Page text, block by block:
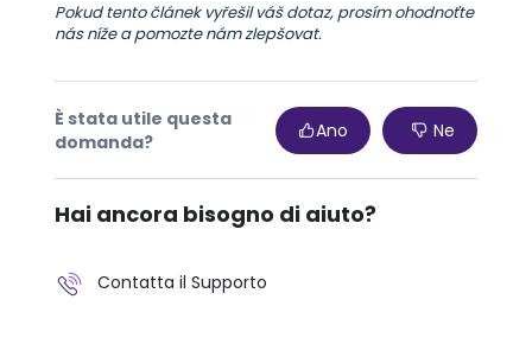
Pokud tento článek vyřešil váš dotaz, prosím ohodnoťte
nás níže a pomozte nám zlepšovat.
È stata utile questa
domanda?
Ano Ne
Hai ancora bisogno di aiuto?
Contatta il Supporto